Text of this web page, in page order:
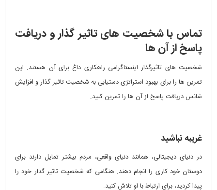
تماس با شخصیت های تاثیر گذار و دریافت
پاسخ از آن ها
شخصیت های تاثیرگذار اینستاگرامی راهکاری داغ برای آن هستند. این
تمرین ها را برای بهبود استراتژی دستیابی به شخصیت تاثیر گذار و افزایش
شانس دریافت پاسخ از آن ها را تمرین کنید.
غریبه نباشید
در دنیای دیجیتالی، همانند دنیای واقعی، مردم بیشتر تمایل دارند برای
دوستان خود کاری را انجام دهند. هنگامی که شخصیت تاثیر گذار خود را
پیدا کردید، برای ارتباط با او تلاش کنید.